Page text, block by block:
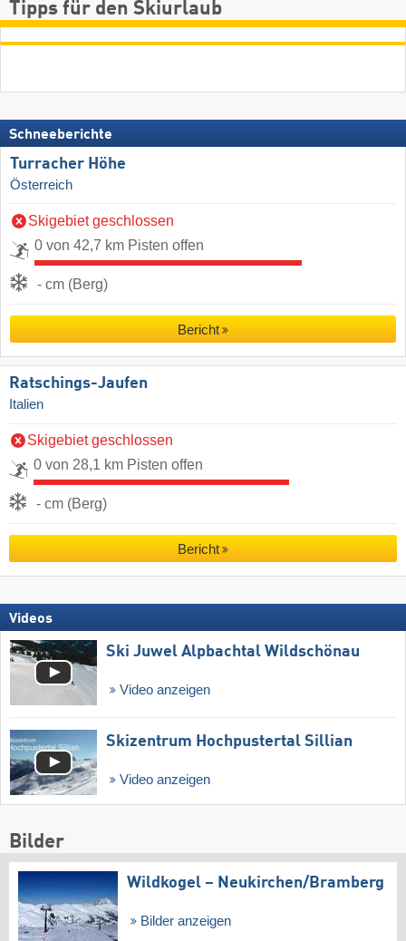
Tipps für den Skiurlaub
Schneeberichte
Turracher Höhe
Österreich
Skigebiet geschlossen
0 von 42,7 km Pisten offen
- cm (Berg)
Bericht
Ratschings-Jaufen
Italien
Skigebiet geschlossen
0 von 28,1 km Pisten offen
- cm (Berg)
Bericht
Videos
Ski Juwel Alpbachtal Wildschönau
Video anzeigen
Skizentrum Hochpustertal Sillian
Video anzeigen
Bilder
Wildkogel – Neukirchen/​Bramberg
Bilder anzeigen